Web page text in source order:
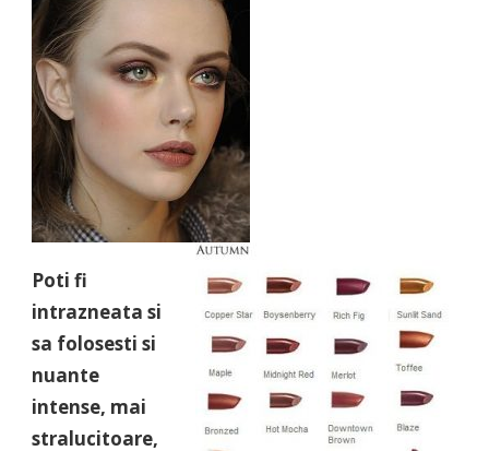
Poti fi
intrazneata si
sa folosesti si
nuante
intense, mai
stralucitoare,